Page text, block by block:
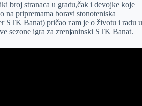
broj stranaca u gradu,čak i devojke koje
na pripremama boravi stonoteniska
STK Banat) pričao nam je o životu i radu u
sezone igra za zrenjaninski STK Banat.